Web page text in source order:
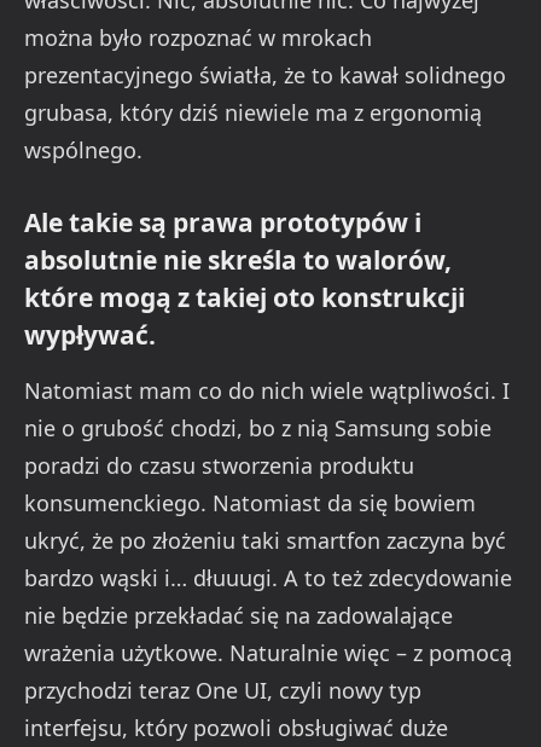
można było rozpoznać w mrokach
prezentacyjnego światła, że to kawał solidnego
grubasa, który dziś niewiele ma z ergonomią
wspólnego.
Ale takie są prawa prototypów i
absolutnie nie skreśla to walorów,
które mogą z takiej oto konstrukcji
wypływać.
Natomiast mam co do nich wiele wątpliwości. I
nie o grubość chodzi, bo z nią Samsung sobie
poradzi do czasu stworzenia produktu
konsumenckiego. Natomiast da się bowiem
ukryć, że po złożeniu taki smartfon zaczyna być
bardzo wąski i… dłuuugi. A to też zdecydowanie
nie będzie przekładać się na zadowalające
wrażenia użytkowe. Naturalnie więc – z pomocą
przychodzi teraz One UI, czyli nowy typ
interfejsu, który pozwoli obsługiwać duże